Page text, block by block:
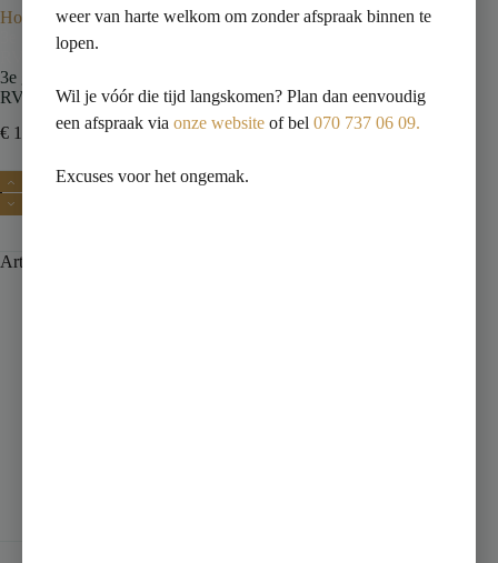
Home Douches
Douchegoten met rooster
3e generatie douchegoot met muurflens en rooster 70 x 7 cm
3e generatie douchegoot met muurflens en rooster 70 x 7 cm
RVS
€161,00
€ 115,00
Artikelnummer:
weer van harte welkom om zonder afspraak binnen te
lopen.
Wil je vóór die tijd langskomen? Plan dan eenvoudig
een afspraak viaonze website of bel070 737 06 09.
Excuses voor het ongemak.